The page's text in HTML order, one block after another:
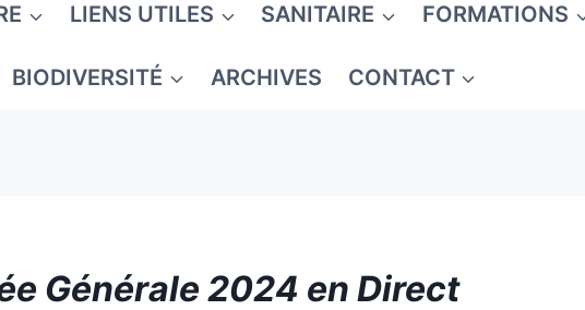
LIENS UTILES SANITAIRE FORMATIONS
BIODIVERSITÉ ARCHIVES CONTACT
Générale 2024 en Direct